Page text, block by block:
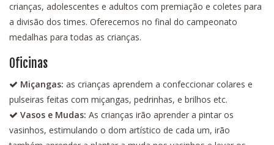
crianças, adolescentes e adultos com premiação e coletes para
a divisão dos times. Oferecemos no final do campeonato
medalhas para todas as crianças.
Oficinas
Miçangas: as crianças aprendem a confeccionar colares e
pulseiras feitas com miçangas, pedrinhas, e brilhos etc.
Vasos e Mudas: As crianças irão aprender a pintar os
vasinhos, estimulando o dom artístico de cada um, irão